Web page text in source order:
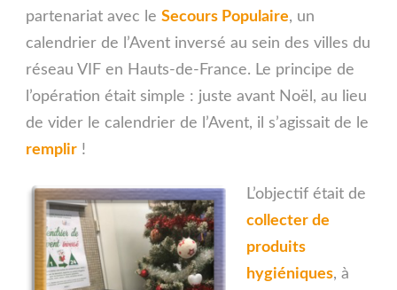
partenariat avec le Secours Populaire, un
calendrier de l’Avent inversé au sein des villes du
réseau VIF en Hauts-de-France. Le principe de
l’opération était simple : juste avant Noël, au lieu
de vider le calendrier de l’Avent, il s’agissait de le
remplir !
L’objectif était de
collecter de
produits
hygiéniques, à